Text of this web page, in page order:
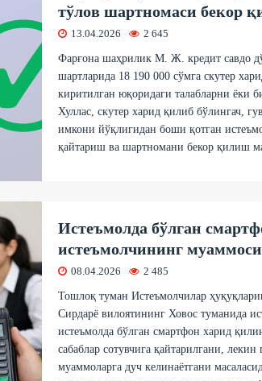
тўлов шартномаси бекор
13.04.2026 2 645
Фарғона шаҳрилик М. Ж. кредит савдо
шартларида 18 190 000 сўмга скутер
киритилган юқоридаги талабларни ёки
Хуллас, скутер харид қилиб бўлингач,
имкони йўқлигидан боши қотган
қайтариш ва шартномани бекор қилиш
Истеъмолда бўлган
истеъмолчининг
08.04.2026 2 485
Тошлоқ туман Истеъмолчилар
Сирдарё вилоятининг Ховос туманида
истеъмолда бўлган смартфон харид
сабаблар сотувчига қайтарилгани,
муаммоларга дуч келинаётгани